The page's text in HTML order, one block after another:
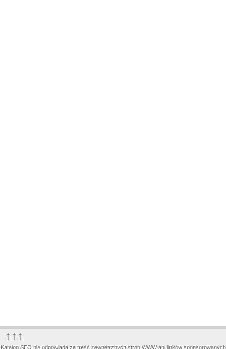
↑↑↑
Katalog SEO nie odpowiada za treść zewnętrznych stron WWW ani linków sponsorowanych